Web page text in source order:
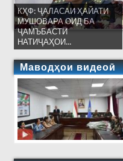
КҲФ: ҶАЛАСАИ ҲАЙАТИ
МУШОВАРА ОИД БА
ҶАМЪБАСТИ
НАТИҶАҲОИ...
Маводҳои видеоӣ